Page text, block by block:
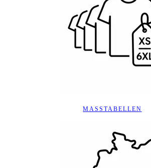
MASSTABELLEN